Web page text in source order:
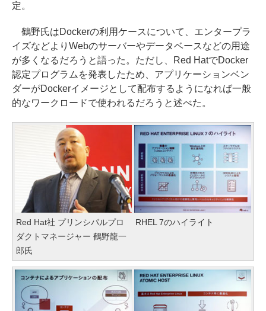
定。
鶴野氏はDockerの利用ケースについて、エンタープラ
イズなどよりWebのサーバーやデータベースなどの用途
が多くなるだろうと語った。ただし、Red HatでDocker
認定プログラムを発表したため、アプリケーションベン
ダーがDockerイメージとして配布するようになれば一般
的なワークロードで使われるだろうと述べた。
Red Hat社 プリンシパルプロ
ダクトマネージャー 鶴野龍一
郎氏
RHEL 7のハイライト